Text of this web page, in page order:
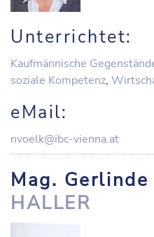
Unterrichtet:
Kaufmännische
soziale Kompetenz,
eMail:
nvoelk@ibc-vienna.at
Mag. Gerlinde
HALLER